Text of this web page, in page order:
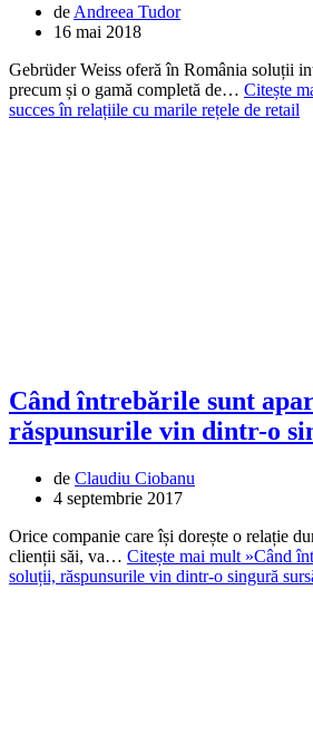
de Andreea Tudor
16 mai 2018
Gebrüder Weiss oferă în România soluții
precum și o gamă completă de… Citește
succes în relațiile cu marile rețele de retail
Când întrebările sunt
răspunsurile vin dintr-o
de Claudiu Ciobanu
4 septembrie 2017
Orice companie care își dorește o relație
clienții săi, va… Citește mai mult »Când
soluții, răspunsurile vin dintr-o singură